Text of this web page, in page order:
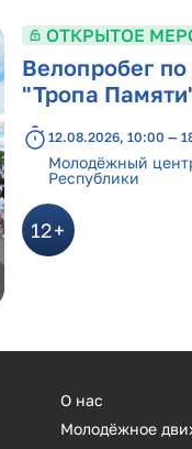
ОТКРЫТОЕ
Велопробег
"Тропа
12.08.2026, 10:00 —
Молодёжный
Республики
12
О нас
Молодёжное